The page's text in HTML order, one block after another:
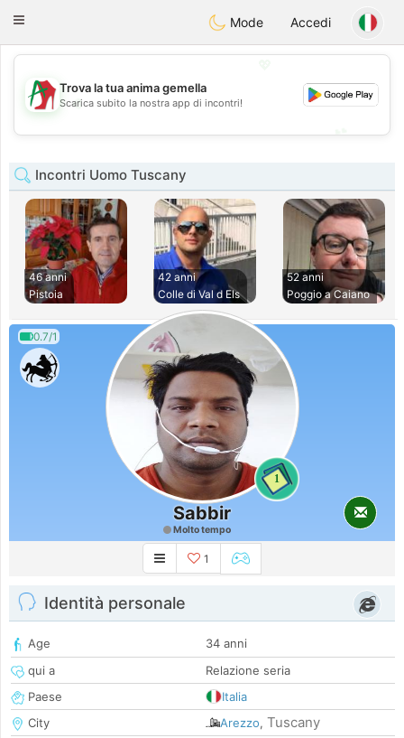
Amami Ora
Toggle
Mode Accedi
💖
💕
Trova la tua anima gemella
Scarica subito la nostra app di incontri!
Incontri Uomo Tuscany
46 anni
Pistoia
42 anni
Colle di Val d Els
52 anni
Poggio a Caiano
0.7/1
1
Sabbir
Molto tempo
1
Identità personale
Age
34 anni
qui a
Relazione seria
Paese
Italia
City
Arezzo, Tuscany